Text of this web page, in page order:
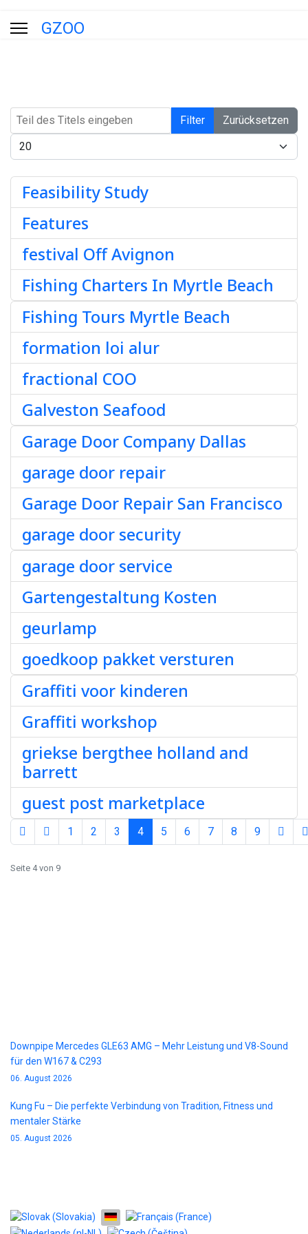
GZOO
Teil des Titels eingeben
Filter Zurücksetzen
Anzeige #
Feasibility Study
Features
festival Off Avignon
Fishing Charters In Myrtle Beach
Fishing Tours Myrtle Beach
formation loi alur
fractional COO
Galveston Seafood
Garage Door Company Dallas
garage door repair
Garage Door Repair San Francisco
garage door security
garage door service
Gartengestaltung Kosten
geurlamp
goedkoop pakket versturen
Graffiti voor kinderen
Graffiti workshop
griekse bergthee holland and
barrett
guest post marketplace
1 2 3 4 5 6 7 8 9
Seite 4 von 9
Downpipe Mercedes GLE63 AMG – Mehr Leistung und V8-Sound
für den W167 & C293
06. August 2026
Kung Fu – Die perfekte Verbindung von Tradition, Fitness und
mentaler Stärke
05. August 2026